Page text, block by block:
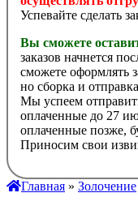
Успевайте сделать
Вы сможете
заказов начнется
сможете оформлять
но сборка и
Мы успеем
оплаченные до 27
оплаченные позже,
Приносим свои
Главная » Золочение